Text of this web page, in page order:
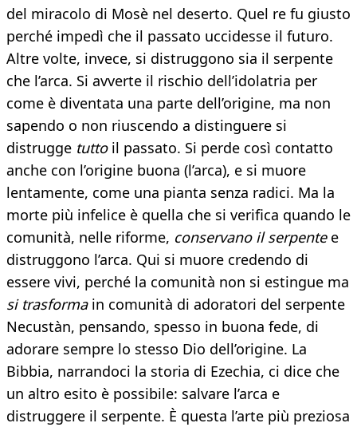
del miracolo di Mosè nel deserto. Quel re fu giusto
perché impedì che il passato uccidesse il futuro.
Altre volte, invece, si distruggono sia il serpente
che l’arca. Si avverte il rischio dell’idolatria per
come è diventata una parte dell’origine, ma non
sapendo o non riuscendo a distinguere si
distrugge tuttoil passato. Si perde così contatto
anche con l’origine buona (l’arca), e si muore
lentamente, come una pianta senza radici. Ma la
morte più infelice è quella che si verifica quando le
comunità, nelle riforme, conservano il serpentee
distruggono l’arca. Qui si muore credendo di
essere vivi, perché la comunità non si estingue ma
si trasformain comunità di adoratori del serpente
Necustàn, pensando, spesso in buona fede, di
adorare sempre lo stesso Dio dell’origine. La
Bibbia, narrandoci la storia di Ezechia, ci dice che
un altro esito è possibile: salvare l’arca e
distruggere il serpente. È questa l’arte più preziosa